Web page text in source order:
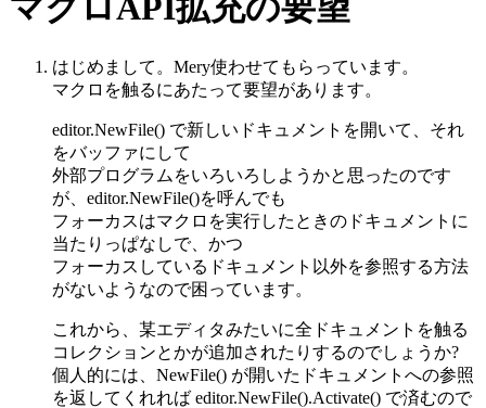
マクロAPI拡充の要望
はじめまして。Mery使わせてもらっています。
マクロを触るにあたって要望があります。
editor.NewFile() で新しいドキュメントを開いて、それ
をバッファにして
外部プログラムをいろいろしようかと思ったのです
が、editor.NewFile()を呼んでも
フォーカスはマクロを実行したときのドキュメントに
当たりっぱなしで、かつ
フォーカスしているドキュメント以外を参照する方法
がないようなので困っています。
これから、某エディタみたいに全ドキュメントを触る
コレクションとかが追加されたりするのでしょうか?
個人的には、NewFile() が開いたドキュメントへの参照
を返してくれれば editor.NewFile().Activate() で済むので